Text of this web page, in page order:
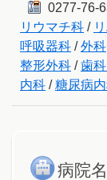
0277-76-
リウマチ科 /
呼吸器科 /外科
整形外科 /歯
内科 /糖尿病
病院